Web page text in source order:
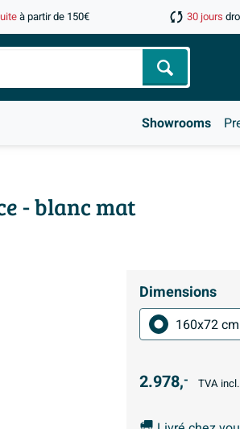
à partir de 150€ 30 jours
Chercher
Showrooms
- blanc mat
Dimensions
160x72 cm
2.978,- TVA incl.